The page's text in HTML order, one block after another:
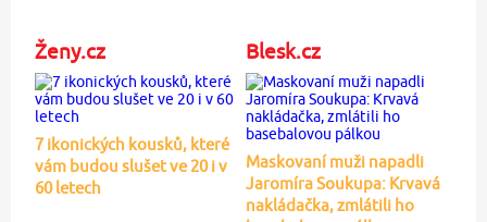
Ženy.cz
7 ikonických kousků, které
vám budou slušet ve 20 i v
60 letech
Blesk.cz
Maskovaní muži napadli
Jaromíra Soukupa: Krvavá
nakládačka, zmlátili ho